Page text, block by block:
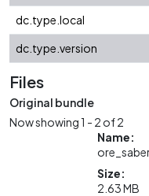
dc.type.local
dc.type.version
Files
Original bundle
Now showing1 - 2 of 2
Name:
Size:
2.63 MB